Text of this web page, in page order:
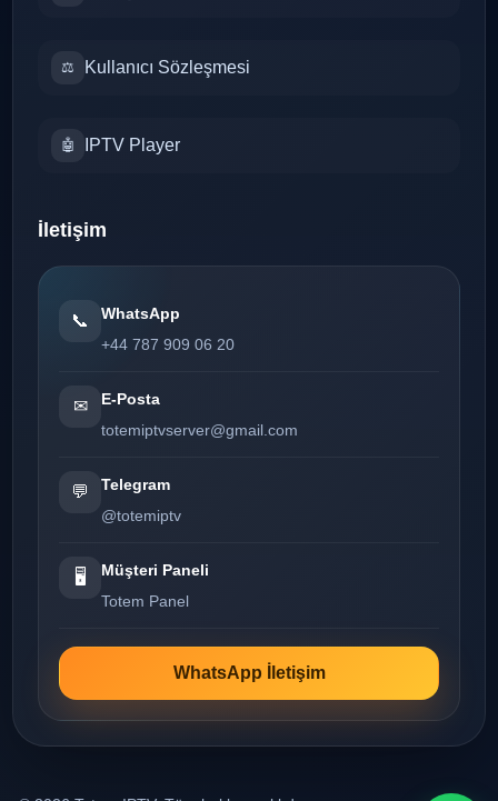
⚖ Kullanıcı Sözleşmesi
🤖 IPTV Player
İletişim
📞
WhatsApp
+44 787 909 06 20
✉
E-Posta
totemiptvserver@gmail.com
💬
Telegram
@totemiptv
🖥️
Müşteri Paneli
Totem Panel
WhatsApp İletişim